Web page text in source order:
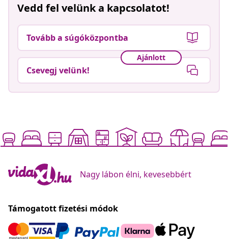
Vedd fel velünk a kapcsolatot!
Tovább a súgóközpontba
Ajánlott
Csevegj velünk!
Nagy lábon élni, kevesebbért
Támogatott fizetési módok